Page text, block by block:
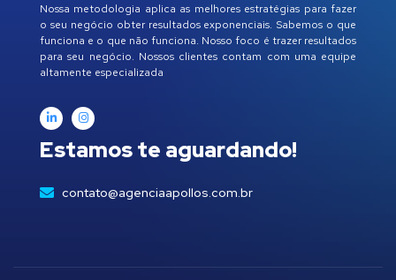
Nossa metodologia aplica as melhores estratégias para fazer
o seu negócio obter resultados exponenciais. Sabemos o que
funciona e o que não funciona. Nosso foco é trazer resultados
para seu negócio. Nossos clientes contam com uma equipe
altamente especializada
Estamos te aguardando!
contato@agenciaapollos.com.br